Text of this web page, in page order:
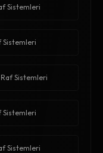
Sistemleri
Sistemleri
Sistemleri
Sistemleri
Sistemleri